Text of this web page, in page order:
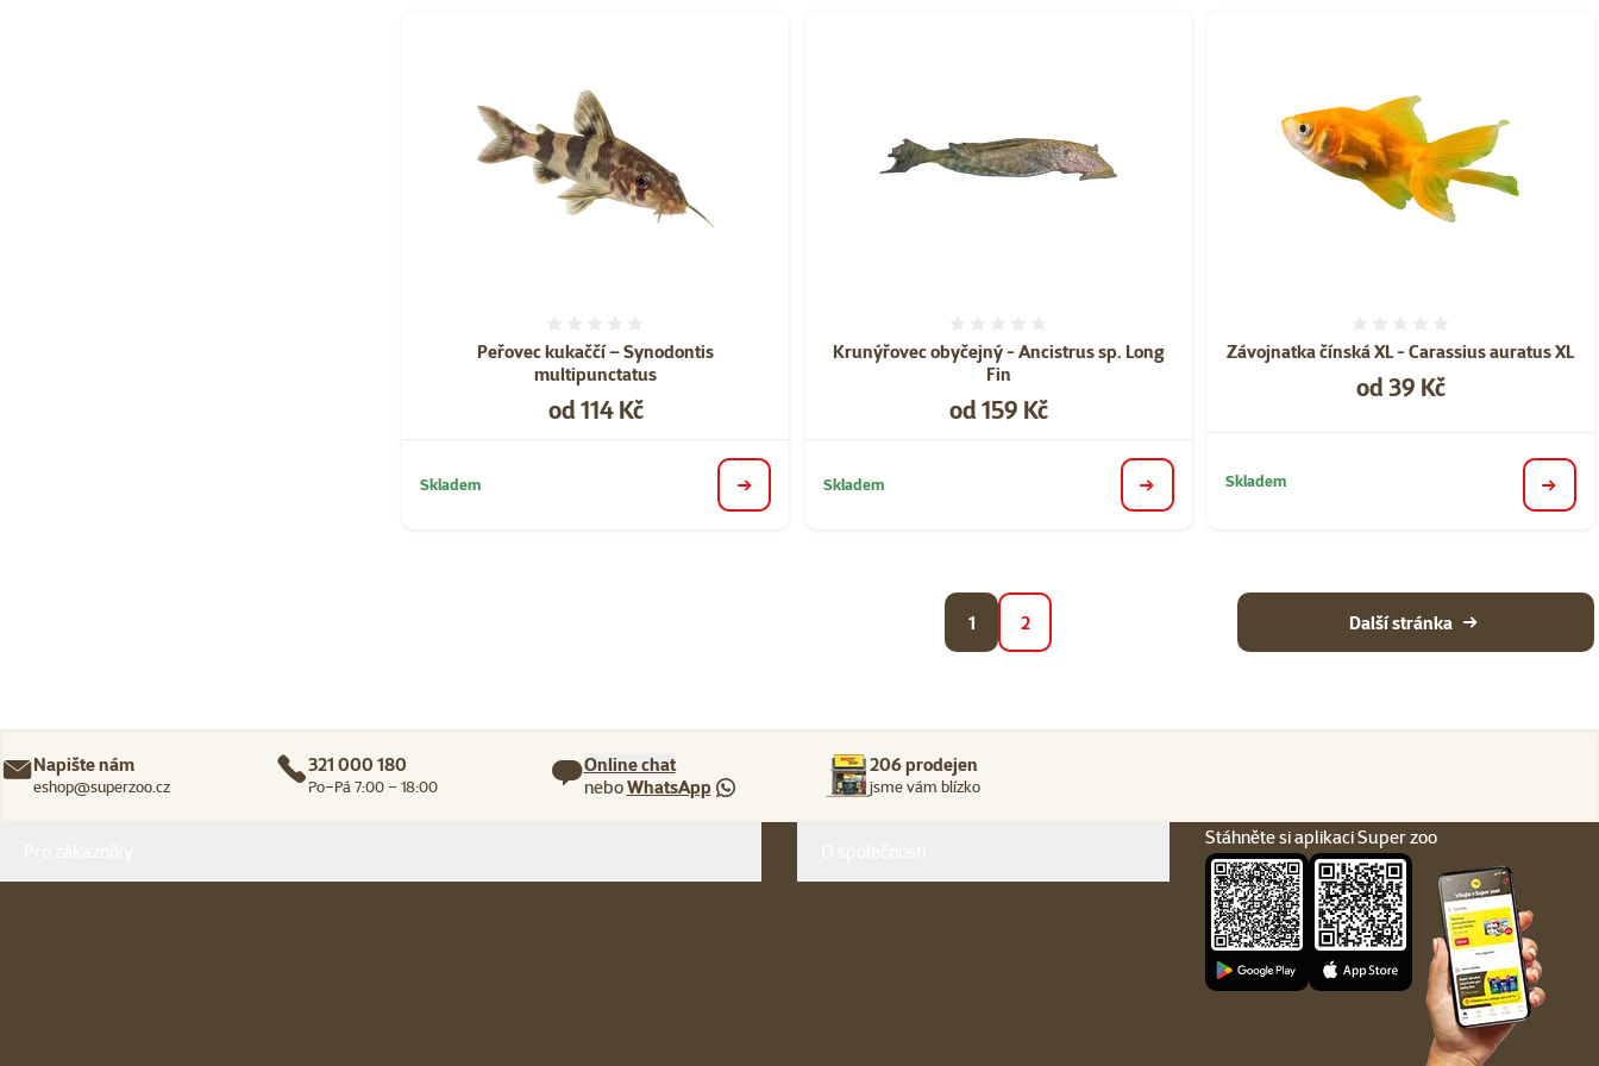
Peřovec kukaččí – Synodontis
multipunctatus
Cena
od 114 Kč
Skladem detail
Krunýřovec obyčejný - Ancistrus sp. Long
Fin
Cena
od 159 Kč
Skladem detail
Závojnatka čínská XL - Carassius auratus XL
Cena
od 39 Kč
Skladem
detail
1 2 Další stránka
Napište nám
eshop@superzoo.cz
321 000 180
Po–Pá 7:00 – 18:00
Online chat
neboWhatsApp
206 prodejen
jsme vám blízko
Stáhněte si aplikaci Super zoo